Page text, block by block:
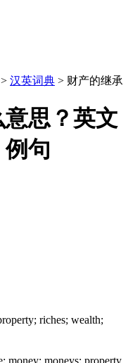
> 汉英词典 > 财产的继承
思？英文
句
riches; wealth;